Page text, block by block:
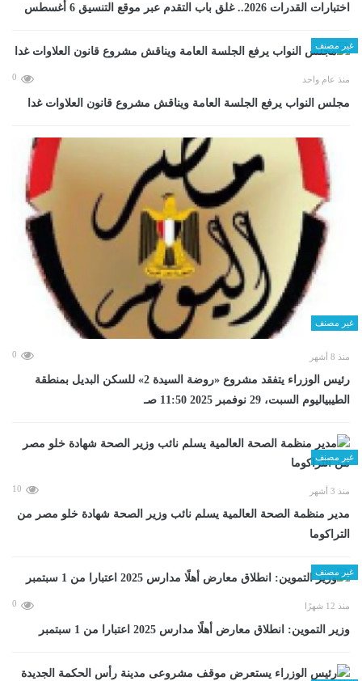
اختبارات القدرات 2026.. غلق باب التقدم عبر موقع التنسيق 6 أغسطس
غير مصنف
منذ عام واحد 0
مجلس النواب يرفع الجلسة العامة ويناقش مشروع قانون العلاوات غدا
غير مصنف
منذ 8 أشهر 0
رئيس الوزراء يتفقد مشروع «روضة السيدة 2» للسكن البديل بمنطقة
الطيبياليوم السبت، 29 نوفمبر 2025 11:50 صـ
غير مصنف
منذ 3 أشهر 10
مدير منظمة الصحة العالمية يسلم نائب وزير الصحة شهادة خلو مصر من
التراكوما
غير مصنف
منذ 12 شهرًا 0
وزير التموين: انطلاق معارض أهلًا مدارس 2025 اعتبارا من 1 سبتمبر